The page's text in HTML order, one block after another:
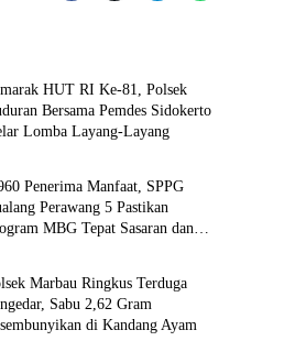
HUT RI Ke-81, Polsek
Bersama Pemdes Sidokerto
Lomba Layang-Layang
Penerima Manfaat, SPPG
Perawang 5 Pastikan
MBG Tepat Sasaran dan
Berita
Marbau Ringkus Terduga
Sabu 2,62 Gram
di Kandang Ayam